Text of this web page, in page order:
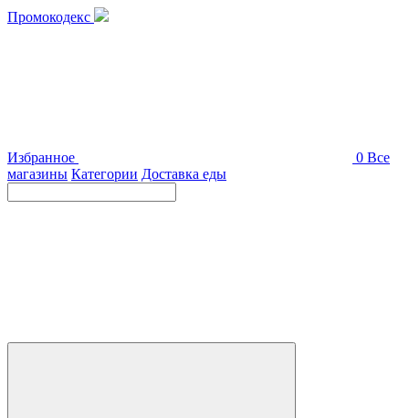
Промокодекс
Избранное 0 Все
магазины Категории Доставка еды